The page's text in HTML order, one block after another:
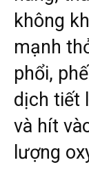
không
mạnh
phổi,
dịch tiết
và hít
lượng